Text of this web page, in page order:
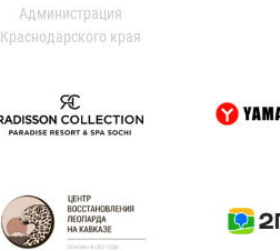
Администрация
Краснодарского края